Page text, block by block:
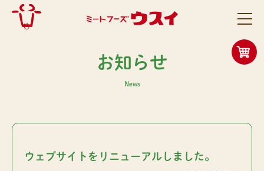
お知らせ
News
ウェブサイトをリニューアルしました。